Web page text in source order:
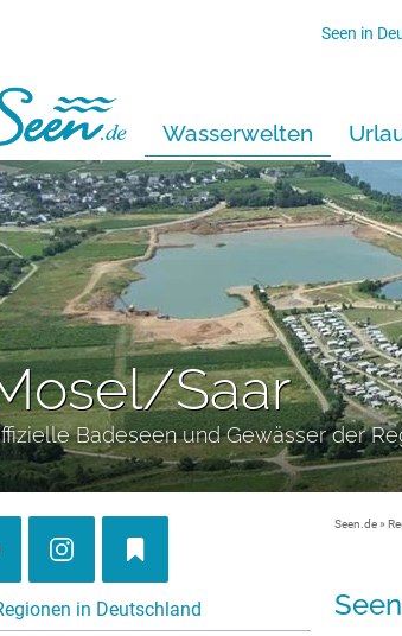
Seen in
Wasserwelten
Saar
Badeseen und Gewässer der
in Deutschland
Seen.de»